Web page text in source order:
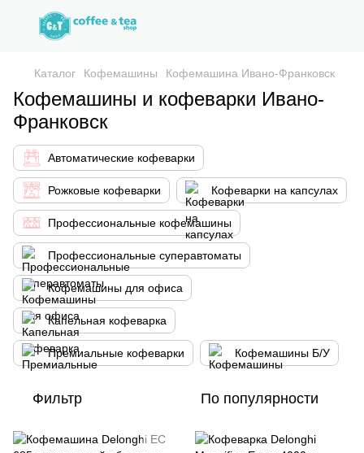
Каталог Кофемашины Кофемашина Ивано-Франковск
Кофемашины и кофеварки Ивано-
Франковск
Автоматические кофеварки
Рожковые кофеварки Кофеварки на капсулах
Профессиональные кофемашины
Профессиональные суперавтоматы
Кофемашины для офиса
Капельная кофеварка
Премиальные кофеварки Кофемашины Б/У
Фильтр По популярности